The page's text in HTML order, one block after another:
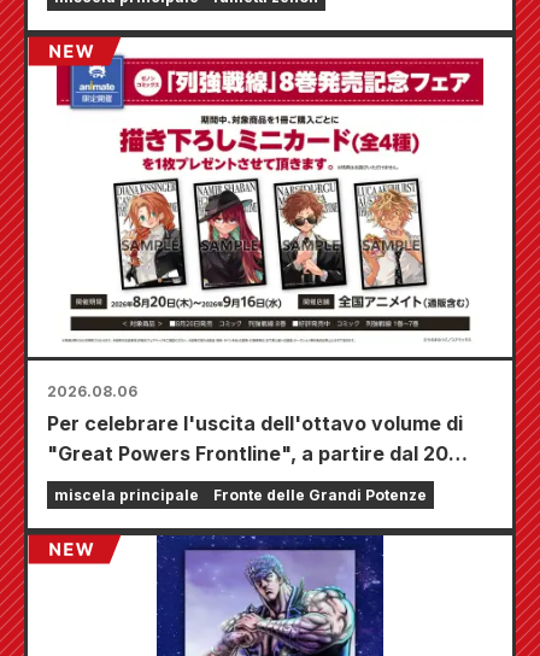
2026.08.06
Per celebrare l'uscita dell'ottavo volume di
"Great Powers Frontline", a partire dal 20
agosto si terrà una fiera a tempo limitato
presso i negozi Animate di tutta la nazione,
dove potrete aggiudicarvi una mini card
disegnata appositamente (4 tipi in totale)!
miscela principale Fronte delle Grandi Potenze